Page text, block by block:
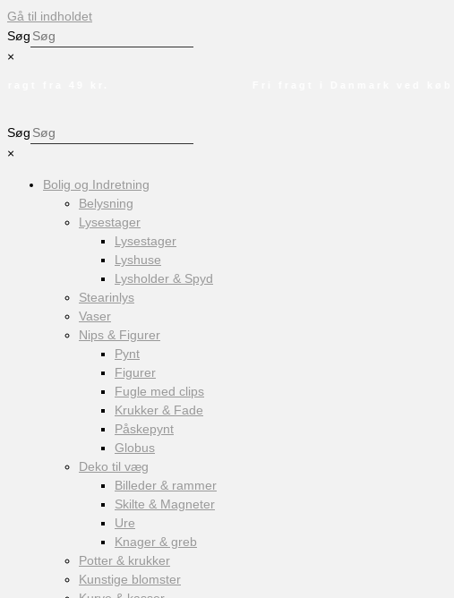
Gå til indholdet
Søg
×
Søg
×
Bolig og Indretning
Belysning
Lysestager
Lysestager
Lyshuse
Lysholder & Spyd
Stearinlys
Vaser
Nips & Figurer
Pynt
Figurer
Fugle med clips
Krukker & Fade
Påskepynt
Globus
Deko til væg
Billeder & rammer
Skilte & Magneter
Ure
Knager & greb
Potter & krukker
Kunstige blomster